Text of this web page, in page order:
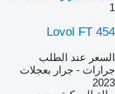
1
Lovol FT 454
السعر عند الطلب
جرارات - جرار بعجلات
2023